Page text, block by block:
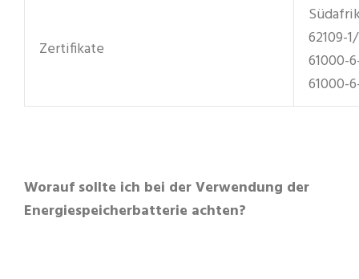
Zertifikate
62109-
61000-
61000-
Worauf sollte ich bei der Verwendung der
Energiespeicherbatterie achten?